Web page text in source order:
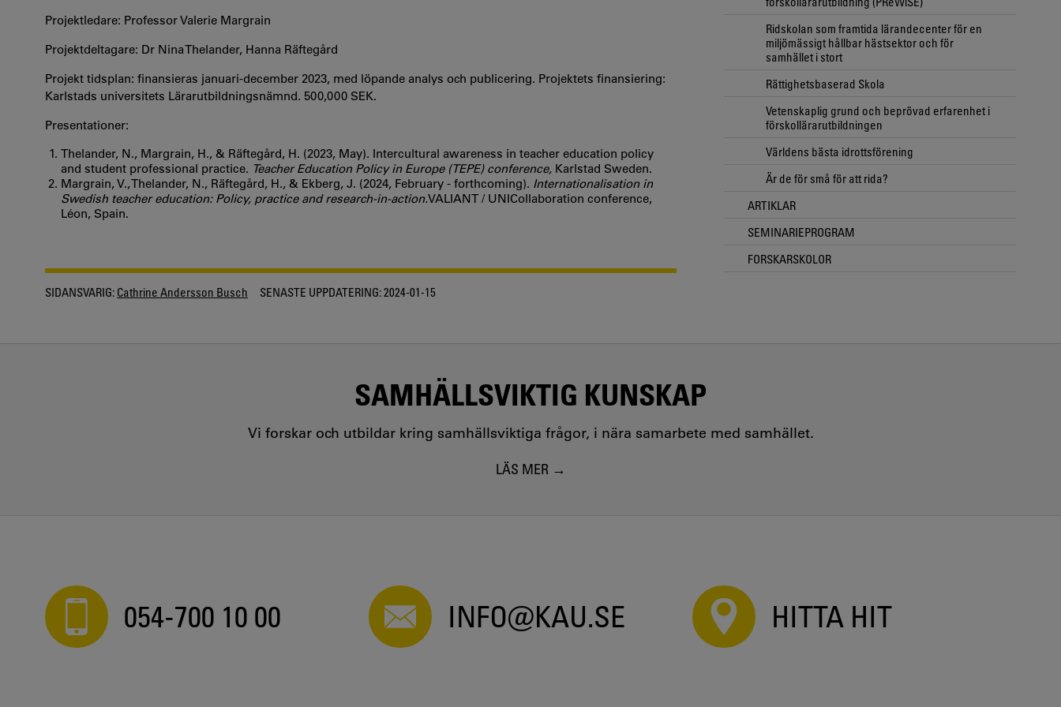
Projektledare: Professor Valerie Margrain
Projektdeltagare: Dr Nina Thelander, Hanna Räftegård
Projekt tidsplan: finansieras januari-december 2023, med löpande analys och publicering. Projektets finansiering:
Karlstads universitets Lärarutbildningsnämnd. 500,000 SEK.
Presentationer:
Thelander, N., Margrain, H., & Räftegård, H. (2023, May). Intercultural awareness in teacher education policy
and student professional practice. Teacher Education Policy in Europe (TEPE) conference, Karlstad Sweden.
Margrain, V., Thelander, N., Räftegård, H., & Ekberg, J. (2024, February - forthcoming). Internationalisation in
Swedish teacher education: Policy, practice and research-in-action.VALIANT / UNICollaboration conference,
Léon, Spain.
SIDANSVARIG: Cathrine Andersson Busch SENASTE UPPDATERING:2024-01-15
Ridskolan som framtida lärandecenter för en
miljömässigt hållbar hästsektor och för
samhället i stort
Rättighetsbaserad Skola
Vetenskaplig grund och beprövad erfarenhet i
förskollärarutbildningen
Världens bästa idrottsförening
Är de för små för att rida?
ARTIKLAR
SEMINARIEPROGRAM
FORSKARSKOLOR
SAMHÄLLSVIKTIG KUNSKAP
Vi forskar och utbildar kring samhällsviktiga frågor, i nära samarbete med samhället.
LÄS MER
054-700 10 00 INFO@KAU.SE HITTA HIT